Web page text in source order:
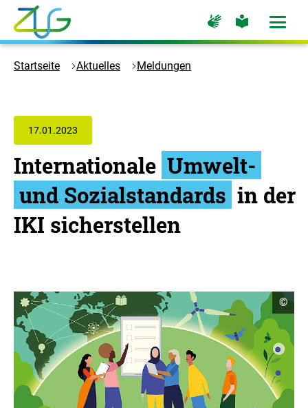
Zum
Hauptinhalt
springen
Logo
Zukunft
Zur
Startseite
Zur
Seite
Gebärdensprache
Zur
Seite
leichte
Menü
Startseite Aktuelles Meldungen
17.01.2023
Internationale Umwelt-
und Sozialstandards in der
IKI sicherstellen
C
o
r
i
g
h
t
I
©